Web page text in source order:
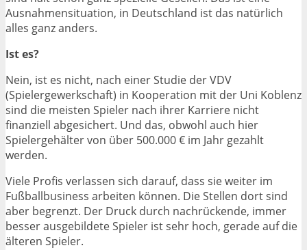
Ausnahmensituation, in Deutschland ist das natürlich
alles ganz anders.
Ist es?
Nein, ist es nicht, nach einer Studie der VDV
(Spielergewerkschaft) in Kooperation mit der Uni Koblenz
sind die meisten Spieler nach ihrer Karriere nicht
finanziell abgesichert. Und das, obwohl auch hier
Spielergehälter von über 500.000 € im Jahr gezahlt
werden.
Viele Profis verlassen sich darauf, dass sie weiter im
Fußballbusiness arbeiten können. Die Stellen dort sind
aber begrenzt. Der Druck durch nachrückende, immer
besser ausgebildete Spieler ist sehr hoch, gerade auf die
älteren Spieler.